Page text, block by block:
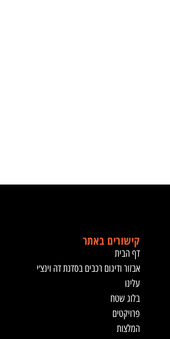
קישורים באתר
דף הבית
אבזור ודיגום רכבים בסדנת דה וינצ׳י
עלינו
בלוג שטח
פרויקטים
המלצות